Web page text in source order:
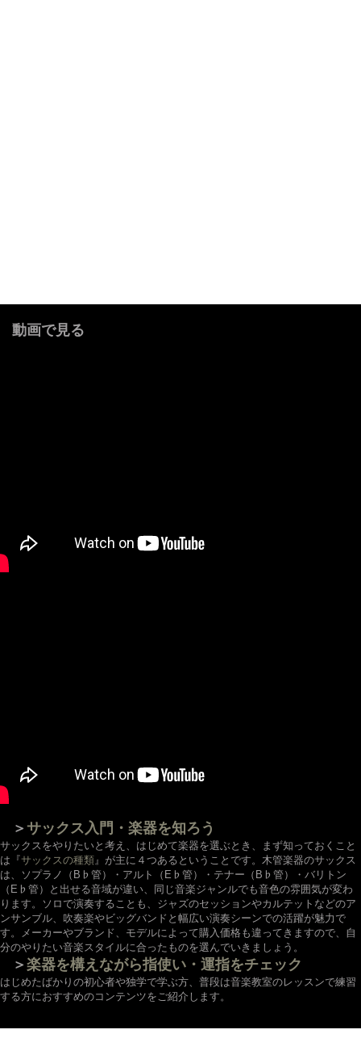
動画で見る
＞ サックス入門・楽器を知ろう
サックスをやりたいと考え、はじめて楽器を選ぶとき、まず知っておくこと
は『サックスの種類 』が主に４つあるということです。木管楽器のサックス
は、ソプラノ（B♭管）・アルト（E♭管）・テナー（B♭管）・バリトン
（E♭管）と出せる音域が違い、同じ音楽ジャンルでも音色の雰囲気が変わ
ります。ソロで演奏することも、ジャズのセッションやカルテットなどのア
ンサンブル、吹奏楽やビッグバンドと幅広い演奏シーンでの活躍が魅力で
す。メーカーやブランド、モデルによって購入価格も違ってきますので、自
分のやりたい音楽スタイルに合ったものを選んでいきましょう。
＞ 楽器を構えながら指使い・運指をチェック
はじめたばかりの初心者や独学で学ぶ方、普段は音楽教室のレッスンで練習
する方におすすめのコンテンツをご紹介します。